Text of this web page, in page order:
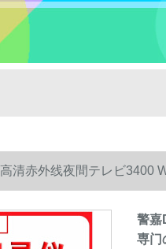
清赤外线夜間テレビ3400
警嘉
専门